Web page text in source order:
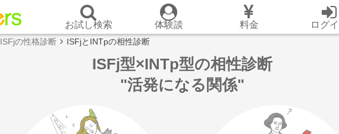
お試し検索 体験談 料金 ログ
ISFjの性格診断 ISFjとINTpの相性診断
ISFj型×INTp型の相性診断
"活発になる関係"